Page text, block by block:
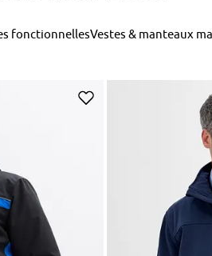
fonctionnellesVestes & manteaux